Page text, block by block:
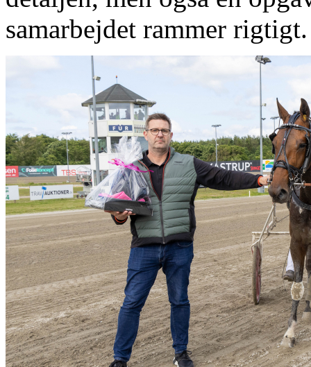
samarbejdet rammer rigtigt.